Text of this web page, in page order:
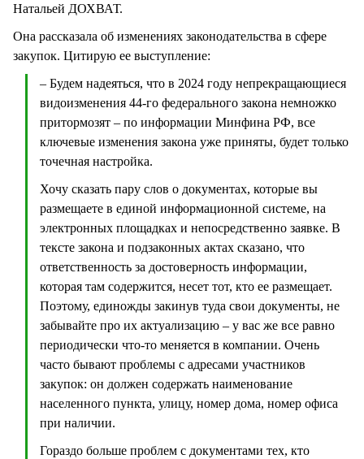
Натальей ДОХВАТ.
Она рассказала об изменениях законодательства в сфере
закупок. Цитирую ее выступление:
– Будем надеяться, что в 2024 году непрекращающиеся
видоизменения 44-го федерального закона немножко
притормозят – по информации Минфина РФ, все
ключевые изменения закона уже приняты, будет только
точечная настройка.
Хочу сказать пару слов о документах, которые вы
размещаете в единой информационной системе, на
электронных площадках и непосредственно заявке. В
тексте закона и подзаконных актах сказано, что
ответственность за достоверность информации,
которая там содержится, несет тот, кто ее размещает.
Поэтому, единожды закинув туда свои документы, не
забывайте про их актуализацию – у вас же все равно
периодически что-то меняется в компании. Очень
часто бывают проблемы с адресами участников
закупок: он должен содержать наименование
населенного пункта, улицу, номер дома, номер офиса
при наличии.
Гораздо больше проблем с документами тех, кто